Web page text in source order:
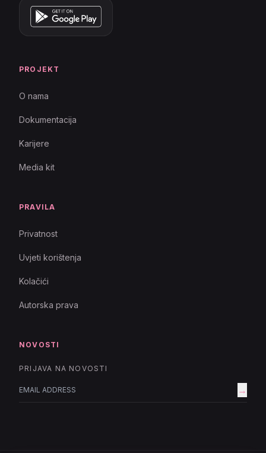
PROJEKT
O nama
Dokumentacija
Karijere
Media kit
PRAVILA
Privatnost
Uvjeti korištenja
Kolačići
Autorska prava
NOVOSTI
PRIJAVA NA NOVOSTI
→